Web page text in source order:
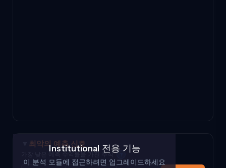
최악의 예측 신호
가장 낮은 예측 수익률을 가진 주식 ?
Institutional 전용 기능
이 분석 모듈에 접근하려면 업그레이드하세요